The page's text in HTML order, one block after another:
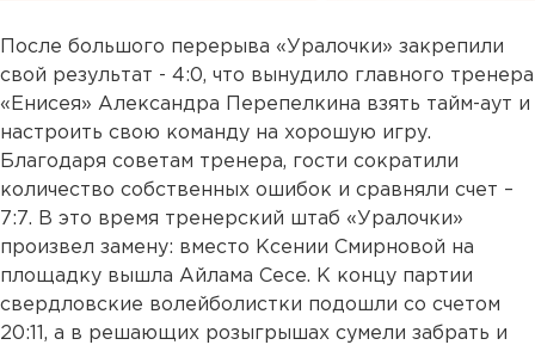
После большого перерыва «Уралочки» закрепили
свой результат - 4:0, что вынудило главного тренера
«Енисея» Александра Перепелкина взять тайм-аут и
настроить свою команду на хорошую игру.
Благодаря советам тренера, гости сократили
количество собственных ошибок и сравняли счет –
7:7. В это время тренерский штаб «Уралочки»
произвел замену: вместо Ксении Смирновой на
площадку вышла Айлама Сесе. К концу партии
свердловские волейболистки подошли со счетом
20:11, а в решающих розыгрышах сумели забрать и